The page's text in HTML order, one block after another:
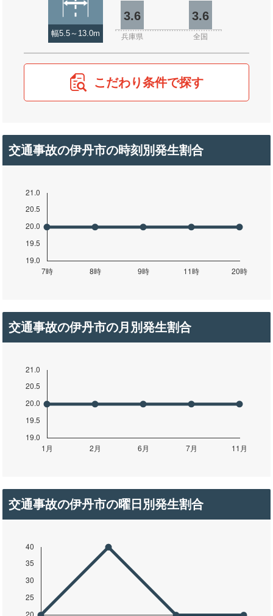
幅5.5～13.0m
3.6 3.6
兵庫県 全国
こだわり条件で探す
交通事故の伊丹市の時刻別発生割合
交通事故の伊丹市の月別発生割合
交通事故の伊丹市の曜日別発生割合